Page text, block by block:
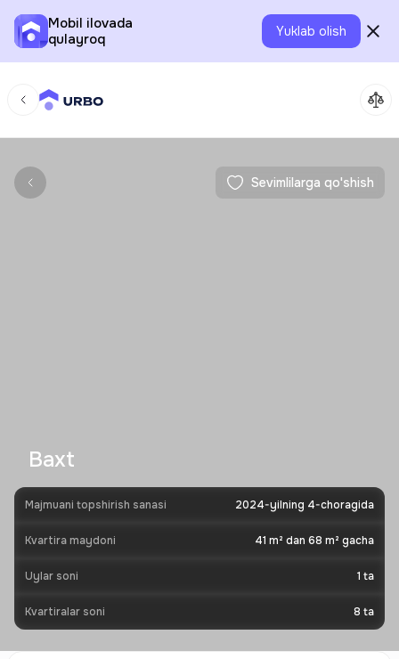
Mobil ilovada
qulayroq
Yuklab olish
Sevimlilarga qo'shish
Baxt
Majmuani topshirish sanasi 2024-yilning 4-choragida
Kvartira maydoni 41 m² dan 68 m² gacha
Uylar soni 1 ta
Kvartiralar soni 8 ta